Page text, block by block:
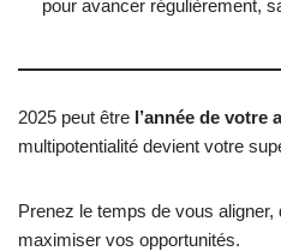
pour avancer régulièrement,
2025 peut être l’année de votre
multipotentialité devient votre
Prenez le temps de vous aligner,
maximiser vos opportunités.